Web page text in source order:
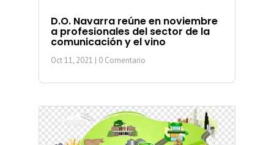
D.O. Navarra reúne en noviembre
a profesionales del sector de la
comunicación y el vino
Oct 11, 2021 | 0 Comentario